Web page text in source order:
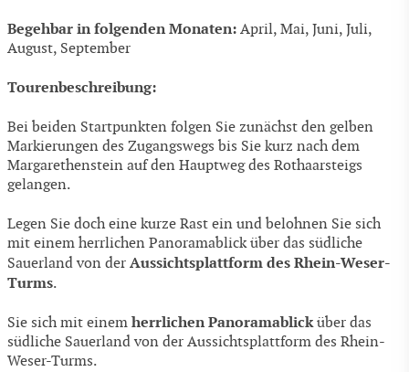
Begehbar in folgenden Monaten: April, Mai, Juni, Juli,
August, September
Tourenbeschreibung:
Bei beiden Startpunkten folgen Sie zunächst den gelben
Markierungen des Zugangswegs bis Sie kurz nach dem
Margarethenstein auf den Hauptweg des Rothaarsteigs
gelangen.
Legen Sie doch eine kurze Rast ein und belohnen Sie sich
mit einem herrlichen Panoramablick über das südliche
Sauerland von der Aussichtsplattform des Rhein-Weser-
Turms.
Sie sich mit einem herrlichen Panoramablicküber das
südliche Sauerland von der Aussichtsplattform des Rhein-
Weser-Turms.